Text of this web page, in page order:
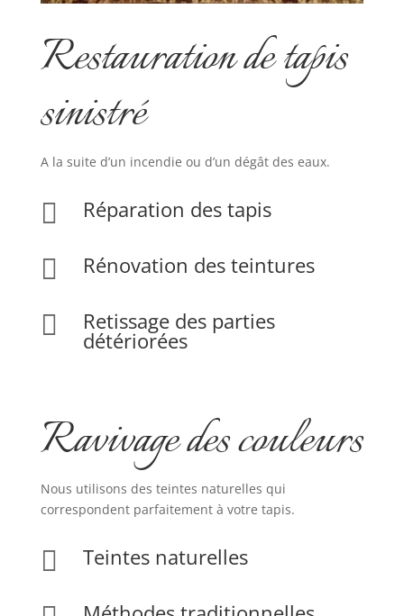
Restauration de tapis
sinistré
A la suite d’un incendie ou d’un dégât des eaux.
 Réparation des tapis
 Rénovation des teintures
 Retissage des parties
détériorées
Ravivage des couleurs
Nous utilisons des teintes naturelles qui
correspondent parfaitement à votre tapis.
 Teintes naturelles